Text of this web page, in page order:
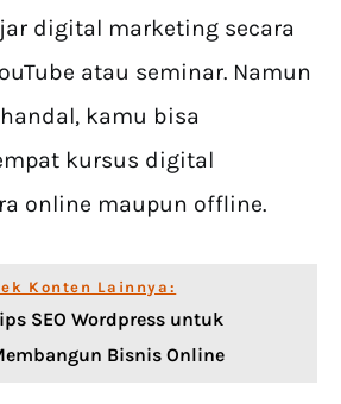
digital marketing secara
atau seminar. Namun
kamu bisa
kursus digital
online maupun offline.
Konten Lainnya:
SEO Wordpress untuk
Bisnis Online